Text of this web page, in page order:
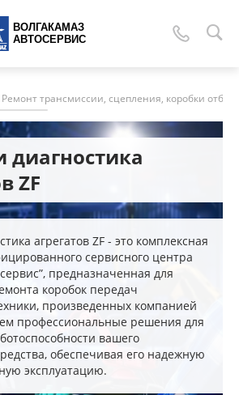
ВОЛГАКАМАЗ
АВТОСЕРВИС
Ремонт трансмиссии, сцепления, коробки
диагностика
ZF
агрегатов ZF - это комплексная
сервисного центра
предназначенная для
коробок передач
произведенных компанией
профессиональные решения для
вашего
обеспечивая его надежную
эксплуатацию.